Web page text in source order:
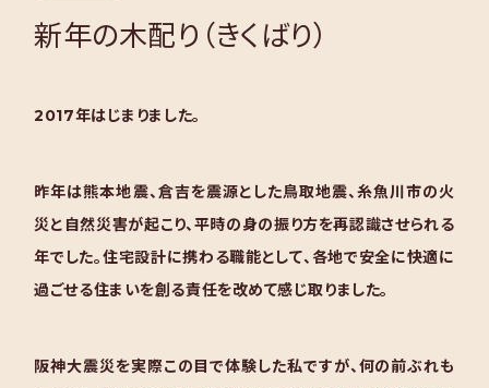
新年の木配り（きくばり）
2017年はじまりました。
昨年は熊本地震、倉吉を震源とした鳥取地震、糸魚川市の火
災と自然災害が起こり、平時の身の振り方を再認識させられる
年でした。住宅設計に携わる職能として、各地で安全に快適に
過ごせる住まいを創る責任を改めて感じ取りました。
阪神大震災を実際この目で体験した私ですが、何の前ぶれも